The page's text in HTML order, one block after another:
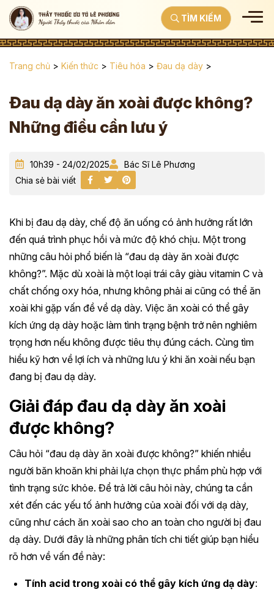
TÌM KIẾM
Trang chủ > Kiến thức > Tiêu hóa > Đau dạ dày >
Đau dạ dày ăn xoài được không?
Những điều cần lưu ý
10h39 - 24/02/2025
Bác Sĩ Lê Phương
Chia sẻ bài viết
Khi bị đau dạ dày, chế độ ăn uống có ảnh hưởng rất lớn
đến quá trình phục hồi và mức độ khó chịu. Một trong
những câu hỏi phổ biến là “đau dạ dày ăn xoài được
không?”. Mặc dù xoài là một loại trái cây giàu vitamin C và
chất chống oxy hóa, nhưng không phải ai cũng có thể ăn
xoài khi gặp vấn đề về dạ dày. Việc ăn xoài có thể gây
kích ứng dạ dày hoặc làm tình trạng bệnh trở nên nghiêm
trọng hơn nếu không được tiêu thụ đúng cách. Cùng tìm
hiểu kỹ hơn về lợi ích và những lưu ý khi ăn xoài nếu bạn
đang bị đau dạ dày.
Giải đáp đau dạ dày ăn xoài
được không?
Câu hỏi “đau dạ dày ăn xoài được không?” khiến nhiều
người băn khoăn khi phải lựa chọn thực phẩm phù hợp với
tình trạng sức khỏe. Để trả lời câu hỏi này, chúng ta cần
xét đến các yếu tố ảnh hưởng của xoài đối với dạ dày,
cũng như cách ăn xoài sao cho an toàn cho người bị đau
dạ dày. Dưới đây là những phân tích chi tiết giúp bạn hiểu
rõ hơn về vấn đề này:
Tính acid trong xoài có thể gây kích ứng dạ dày: